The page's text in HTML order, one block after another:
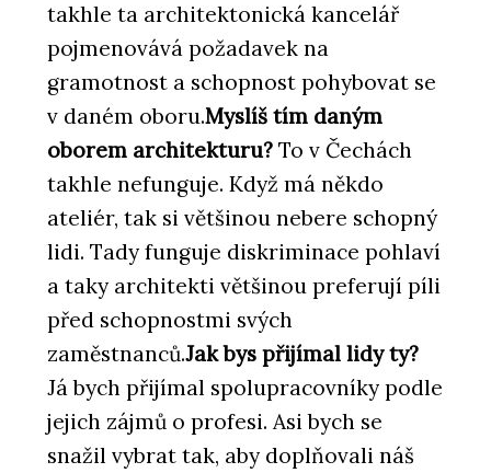
takhle ta architektonická kancelář
pojmenovává požadavek na
gramotnost a schopnost pohybovat se
v daném oboru.Myslíš tím daným
oborem architekturu? To v Čechách
takhle nefunguje. Když má někdo
ateliér, tak si většinou nebere schopný
lidi. Tady funguje diskriminace pohlaví
a taky architekti většinou preferují píli
před schopnostmi svých
zaměstnanců.Jak bys přijímal lidy ty?
Já bych přijímal spolupracovníky podle
jejich zájmů o profesi. Asi bych se
snažil vybrat tak, aby doplňovali náš